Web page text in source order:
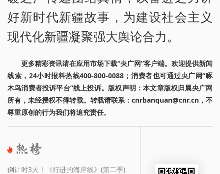
好新时代新疆故事，为建设社会主义
现代化新疆凝聚强大舆论合力。
更多精彩资讯请在应用市场下载“央广网”客户端。欢迎提供新闻
线索，24小时报料热线400-800-0088；消费者也可通过央广网“啄
木鸟消费者投诉平台”线上投诉。版权声明：本文章版权归属央广网
所有，未经授权不得转载。转载请联系：cnrbanquan@cnr.cn，不
尊重原创的行为我们将追究责任。
倒计时3天！《行进的海岸线》(第二季)